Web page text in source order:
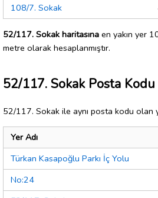
108/7. Sokak
52/117. Sokak haritasına en yakın yer
metre olarak hesaplanmıştır.
52/117. Sokak Posta
52/117. Sokak ile aynı posta kodu olan
Yer Adı
Türkan Kasapoğlu Parkı İç Yolu
No:24